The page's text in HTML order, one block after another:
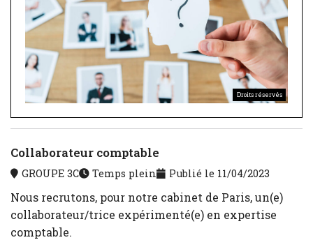
Droits réservés
Collaborateur comptable
GROUPE 3C Temps plein Publié le 11/04/2023
Nous recrutons, pour notre cabinet de Paris, un(e)
collaborateur/trice expérimenté(e) en expertise
comptable.